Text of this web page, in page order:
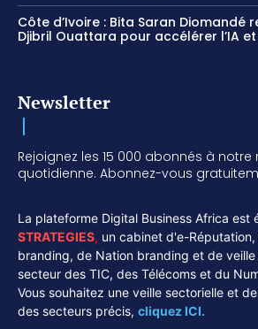
Côte d’Ivoire : Bita Saran Diomandé
Djibril Ouattara pour accélérer l’IA et
Newsletter
Rejoignez les 15 000 abonnés à notre
quotidienne. Abonnez-vous
La plateforme Digital Business Africa est
STRATEGIES, un cabinet d'e-Réputation,
branding, de Nation branding et de
secteur des TIC, des Télécoms et du
Vous souhaitez une veille sectorielle et
des secteurs précis, cliquez ICI.